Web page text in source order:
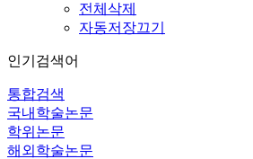
전체삭제
자동저장끄기
인기검색어
통합검색
국내학술논문
학위논문
해외학술논문